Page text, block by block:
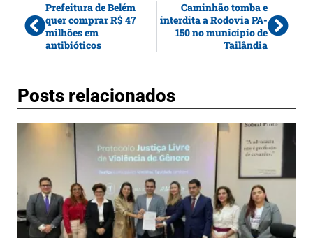
Prefeitura de Belém
quer comprar R$ 47
milhões em
antibióticos
Caminhão tomba e
interdita a Rodovia PA-
150 no município de
Tailândia
Posts relacionados